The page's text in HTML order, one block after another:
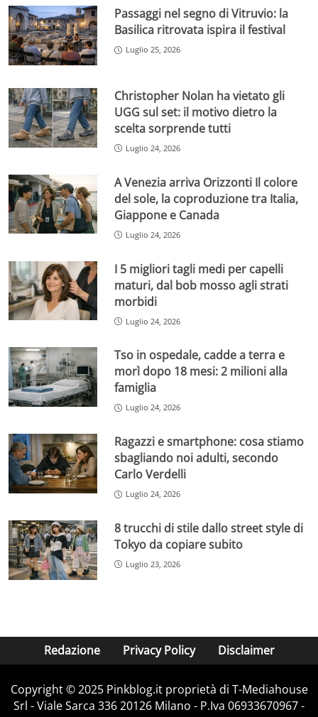
Passaggi nel segno di Vitruvio: la
Basilica ritrovata ispira il festival
Luglio 25, 2026
Christopher Nolan ha vietato gli
UGG sul set: il motivo dietro la
scelta sorprende tutti
Luglio 24, 2026
A Venezia arriva Orizzonti Il colore
del sole, la coproduzione tra Italia,
Giappone e Canada
Luglio 24, 2026
I 5 migliori tagli medi per capelli
maturi, dal bob mosso agli strati
morbidi
Luglio 24, 2026
Tso in ospedale, cadde a terra e
morì dopo 18 mesi: 2 milioni alla
famiglia
Luglio 24, 2026
Ragazzi e smartphone: cosa stiamo
sbagliando noi adulti, secondo
Carlo Verdelli
Luglio 24, 2026
8 trucchi di stile dallo street style di
Tokyo da copiare subito
Luglio 23, 2026
Redazione Privacy Policy Disclaimer
Copyright © 2025 Pinkblog.it proprietà di T-Mediahouse
Srl - Viale Sarca 336 20126 Milano - P.Iva 06933670967 -